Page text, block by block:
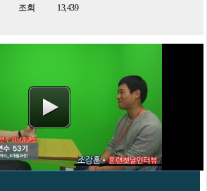
조회 13,439